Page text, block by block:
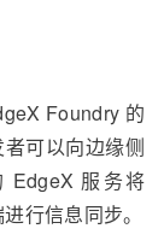
Foundry 的
可以向边缘侧
EdgeX 服务将
行信息同步。